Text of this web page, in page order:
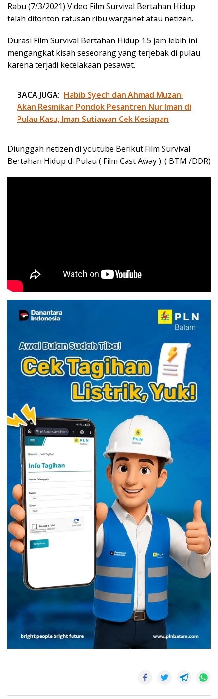
Rabu (7/3/2021) Video Film Survival Bertahan Hidup
telah ditonton ratusan ribu warganet atau netizen.
Durasi Film Survival Bertahan Hidup 1.5 jam lebih ini
mengangkat kisah seseorang yang terjebak di pulau
karena terjadi kecelakaan pesawat.
BACA JUGA: Habib Syech dan Ahmad Muzani
Akan Resmikan Pondok Pesantren Nur Iman di
Pulau Kasu, Iman Sutiawan Cek Kesiapan
Diunggah netizen di youtube Berikut Film Survival
Bertahan Hidup di Pulau ( Film Cast Away ). ( BTM /DDR)